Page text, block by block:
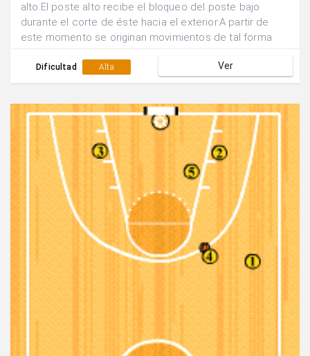
alto.El poste alto recibe el bloqueo del poste bajo
durante el corte de éste hacia el exterior.A partir de
este momento se originan movimientos de tal forma
posición de tiro exterior favorable.
Dificultad Alta Ver